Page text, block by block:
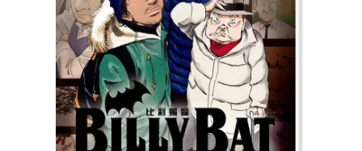
女裝 男裝 化妝保養 情趣用品
日本購物 電子/紙本書
HOT